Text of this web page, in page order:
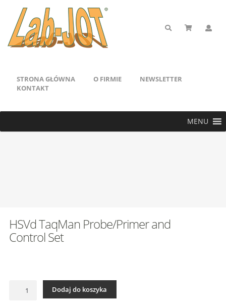
STRONA GŁÓWNA O FIRMIE
NEWSLETTER
KONTAKT
MENU
HSVd TaqMan Probe/Primer and
Control Set
Dodaj do koszyka